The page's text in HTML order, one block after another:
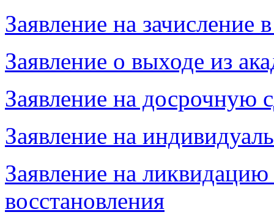
Заявление на зачисление
Заявление о выходе из
Заявление на досрочную
Заявление на
Заявление на
восстановления